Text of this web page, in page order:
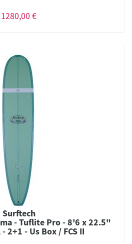
1280,00 €
Surftech
- Tuflite Pro - 8'6 x 22.5"
2+1 - Us Box / FCS II